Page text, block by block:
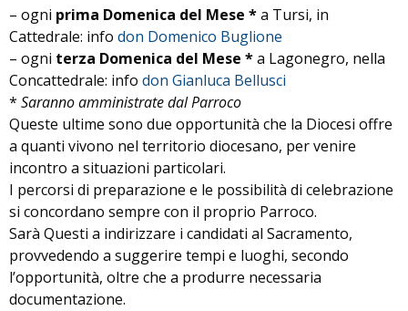
– ogni prima Domenica del Mese *a Tursi, in
Cattedrale: info don Domenico Buglione
– ogni terza Domenica del Mese *a Lagonegro, nella
Concattedrale: info don Gianluca Bellusci
* Saranno amministrate dal Parroco
Queste ultime sono due opportunità che la Diocesi offre
a quanti vivono nel territorio diocesano, per venire
incontro a situazioni particolari.
I percorsi di preparazione e le possibilità di celebrazione
si concordano sempre con il proprio Parroco.
Sarà Questi a indirizzare i candidati al Sacramento,
provvedendo a suggerire tempi e luoghi, secondo
l’opportunità, oltre che a produrre necessaria
documentazione.